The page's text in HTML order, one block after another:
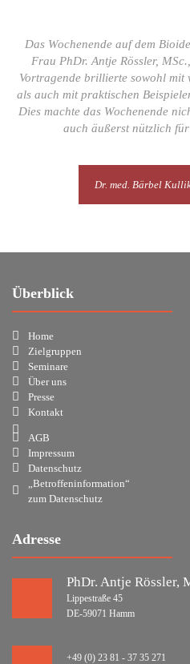
Das Wochenende auf dem
Frau PhDr. Antje Rössler,
Vortragende brillierte sowohl mit
als auch mit praktischen
Dies machte das Wochenende
auch äußerst nützlich
Dr. med. Bärbel
Überblick
Home
Zielgruppen
Seminare
Über uns
Presse
Kontakt
AGB
Impressum
Datenschutz
„Betroffeninformation“
zum Datenschutz
Adresse
PhDr. Antje Rössler,
Lippestraße 45
DE-59071 Hamm
+49 (0) 23 81 - 37 35 271